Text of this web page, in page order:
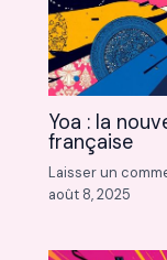
Yoa : la
française
Laisser un
août 8, 2025